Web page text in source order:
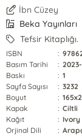
İbn Cüzey
Beka Yayınları
Tefsir Kitaplığı.
ISBN :
Basım Tarihi
: 2023-
Baskı
: 1
Sayfa Sayısı
: 3232
Boyut
:
Kapak
: Ciltli
Kağıt
: Ivory
Orjinal Dili
: